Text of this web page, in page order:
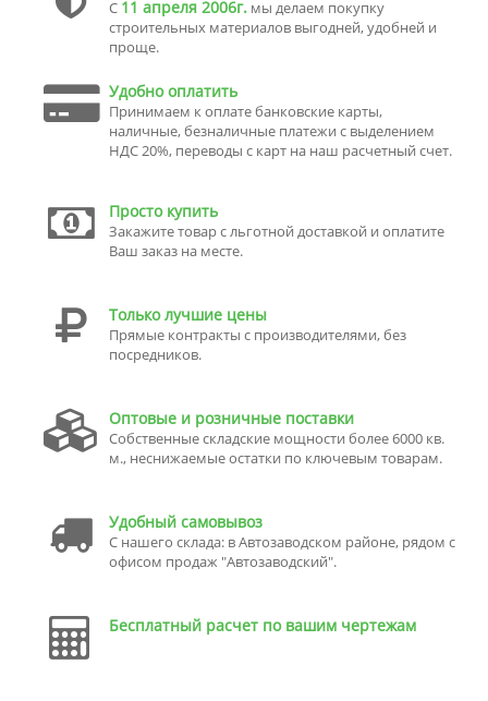
С 11 апреля 2006г. мы делаем покупку
строительных материалов выгодней, удобней и
проще.
Удобно оплатить
Принимаем к оплате банковские карты,
наличные, безналичные платежи с выделением
НДС 20%, переводы с карт на наш расчетный счет.
Просто купить
Закажите товар с льготной доставкой и оплатите
Ваш заказ на месте.
Только лучшие цены
Прямые контракты с производителями, без
посредников.
Оптовые и розничные поставки
Собственные складские мощности более 6000 кв.
м., неснижаемые остатки по ключевым товарам.
Удобный самовывоз
С нашего склада: в Автозаводском районе, рядом с
офисом продаж "Автозаводский".
Бесплатный расчет по вашим чертежам